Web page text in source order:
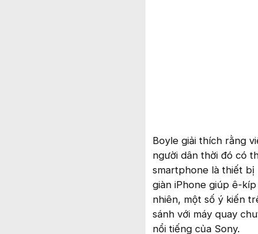
Boyle giải thích rằng
người dân thời đó có
smartphone là thiết bị
giàn iPhone giúp ê-
nhiên, một số ý kiến
sánh với máy quay
nổi tiếng của Sony.